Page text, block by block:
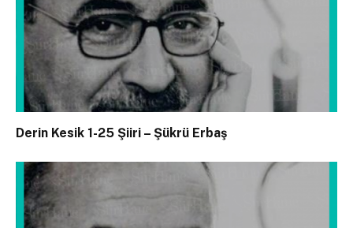
Derin Kesik 1-25 Şiiri – Şükrü Erbaş